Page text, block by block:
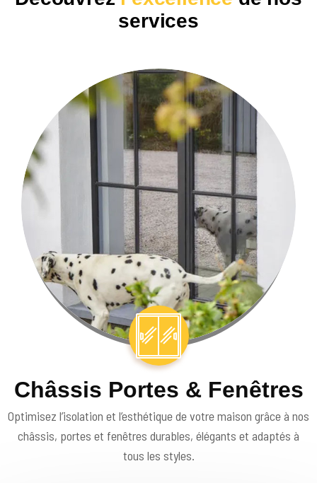
services
Châssis Portes & Fenêtres
Optimisez l’isolation et l’esthétique de votre maison grâce à nos
châssis, portes et fenêtres durables, élégants et adaptés à
tous les styles.